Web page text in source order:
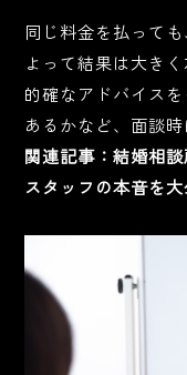
同じ料金を払って
よって結果は大きく
的確なアドバイス
あるかなど、面談時
関連記事： 結婚相
スタッフの本音を大